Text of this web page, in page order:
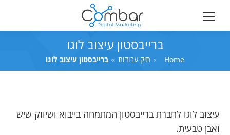
ברייבסטון עיצוב לוגו
You are here:
Home תיק עבודות ברייבסטון עיצוב לוגו
עיצוב לוגו לחברת ברייבסטון המתמחה בייבוא ושיווק שיש
ואבן טבעית.